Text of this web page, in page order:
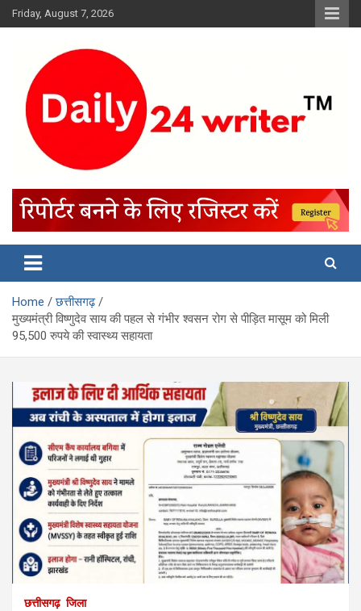
Skip
to
Friday, August 7, 2026
Home
छत्तीसगढ़
मुख्यमंत्री विष्णुदेव साय की पहल से गंभीर श्वसन रोग से पीड़ित मासूम को मिली
95,500 रुपये की स्वास्थ्य सहायता
छत्तीसगढ़ जिला